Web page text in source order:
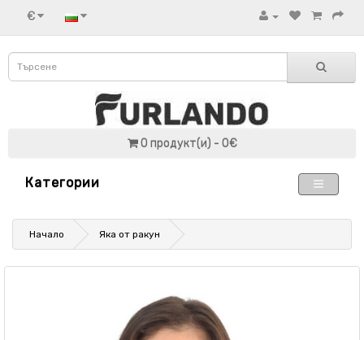
€
0 продукт(и) - 0€
Категории
Начало Яка от ракун